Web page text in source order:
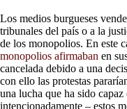
Los medios burgueses
tribunales del país o a la
de los monopolios. En este
monopolios afirmaban en
cancelada debido a una
con ello las protestas
una lucha que ha sido
intencionadamente – estos